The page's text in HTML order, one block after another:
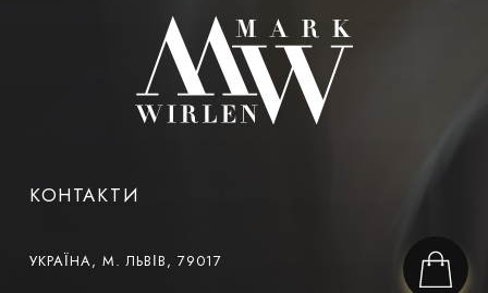
КОНТАКТИ
УКРАЇНА, М. ЛЬВІВ, 79017